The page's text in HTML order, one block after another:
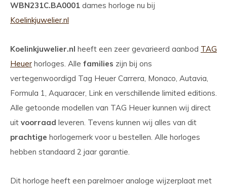
WBN231C.BA0001 dames horloge nu bij
Koelinkjuwelier.nl
Koelinkjuwelier.nl heeft een zeer gevarieerd aanbod TAG
Heuer horloges. Alle families zijn bij ons
vertegenwoordigd Tag Heuer Carrera, Monaco, Autavia,
Formula 1, Aquaracer, Link en verschillende limited editions.
Alle getoonde modellen van TAG Heuer kunnen wij direct
uit voorraad leveren. Tevens kunnen wij alles van dit
prachtige horlogemerk voor u bestellen. Alle horloges
hebben standaard 2 jaar garantie.
Dit horloge heeft een parelmoer analoge wijzerplaat met